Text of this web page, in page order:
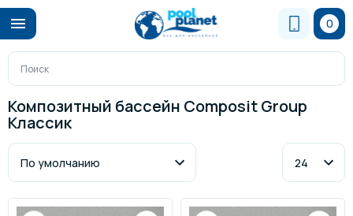
0
Композитный бассейн Composit Group
Классик